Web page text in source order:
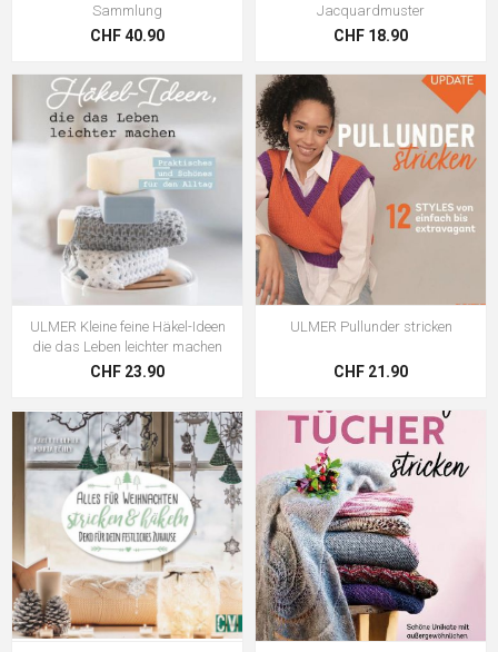
Sammlung
CHF 40.90
Jacquardmuster
CHF 18.90
ULMER Kleine feine Häkel-Ideen
die das Leben leichter machen
CHF 23.90
ULMER Pullunder stricken
CHF 21.90